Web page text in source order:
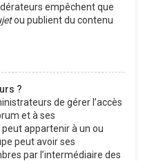
empêchent que
ou publient du contenu
?
de gérer l’accès
et à ses
appartenir à un ou
peut avoir ses
par l’intermédiaire des